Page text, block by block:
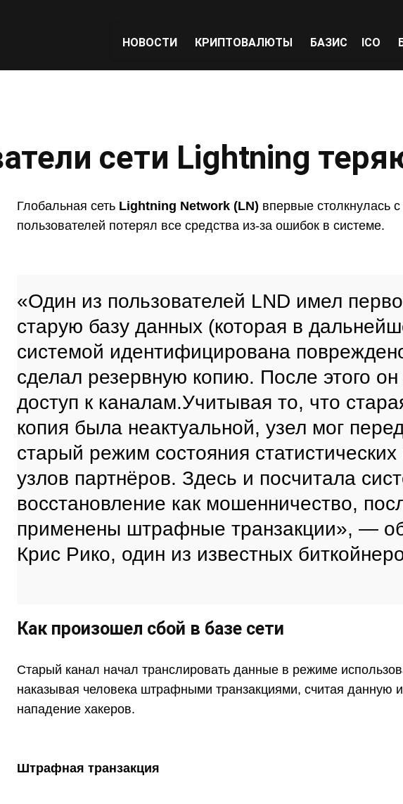
НОВОСТИ КРИПТОВАЛЮТЫ БАЗИС ICO
сети Lightning
Глобальная сеть Lightning Network (LN) впервые столкнулась
пользователей потерял все средства из-за ошибок в системе.
«Один из пользователей LND имел
старую базу данных (которая в
системой идентифицирована
сделал резервную копию. После этого
доступ к каналам.Учитывая то, что
копия была неактуальной, узел мог
старый режим состояния статистических
узлов партнёров. Здесь и посчитала
восстановление как мошенничество,
применены штрафные транзакции», —
Крис Рико, один из известных
Как произошел сбой в базе сети
Старый канал начал транслировать данные в режиме
наказывая человека штрафными транзакциями, считая данную
нападение хакеров.
Штрафная транзакция